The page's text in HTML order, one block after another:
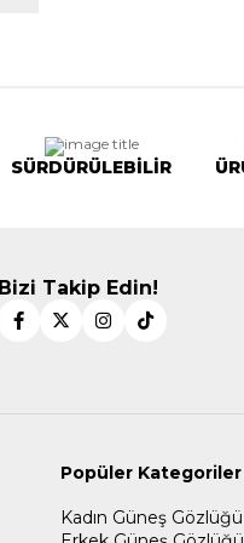
SÜRDÜRÜLEBİLİR
Bizi Takip Edin!
Popüler Kategoriler
Kadın Güneş Gözlüğü